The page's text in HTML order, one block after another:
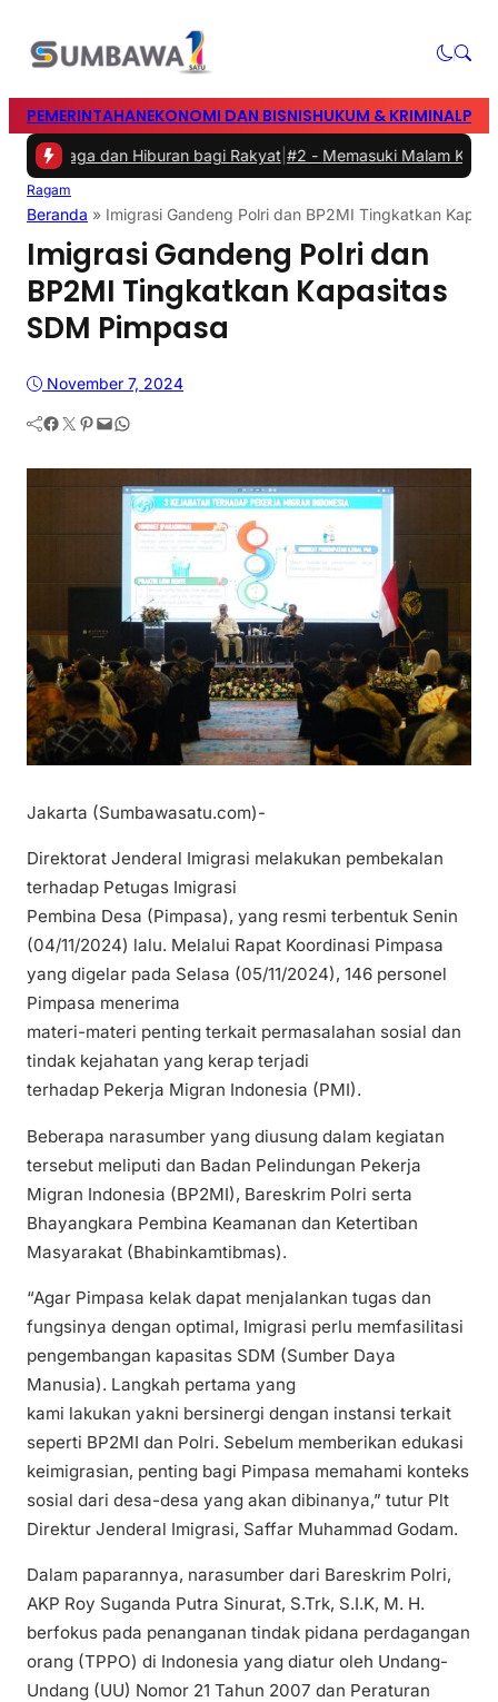
PEMERINTAHANEKONOMI DAN BISNISHUKUM & KRIMINAL
dan Hiburan bagi Rakyat| #2 -Memasuki Malam Kedua yang
Ragam
Beranda » Imigrasi Gandeng Polri dan BP2MI Tingkatkan
Imigrasi Gandeng Polri dan
BP2MI Tingkatkan Kapasitas
SDM Pimpasa
November 7, 2024
Facebook Twitter Pinterest Mail WhatsApp
Jakarta (Sumbawasatu.com)-
Direktorat Jenderal Imigrasi melakukan pembekalan
terhadap Petugas Imigrasi
Pembina Desa (Pimpasa), yang resmi terbentuk Senin
(04/11/2024) lalu. Melalui Rapat Koordinasi Pimpasa
yang digelar pada Selasa (05/11/2024), 146 personel
Pimpasa menerima
materi-materi penting terkait permasalahan sosial dan
tindak kejahatan yang kerap terjadi
terhadap Pekerja Migran Indonesia (PMI).
Beberapa narasumber yang diusung dalam kegiatan
tersebut meliputi dan Badan Pelindungan Pekerja
Migran Indonesia (BP2MI), Bareskrim Polri serta
Bhayangkara Pembina Keamanan dan Ketertiban
Masyarakat (Bhabinkamtibmas).
“Agar Pimpasa kelak dapat menjalankan tugas dan
fungsinya dengan optimal, Imigrasi perlu memfasilitasi
pengembangan kapasitas SDM (Sumber Daya
Manusia). Langkah pertama yang
kami lakukan yakni bersinergi dengan instansi terkait
seperti BP2MI dan Polri. Sebelum memberikan edukasi
keimigrasian, penting bagi Pimpasa memahami konteks
sosial dari desa-desa yang akan dibinanya,” tutur Plt
Direktur Jenderal Imigrasi, Saffar Muhammad Godam.
Dalam paparannya, narasumber dari Bareskrim Polri,
AKP Roy Suganda Putra Sinurat, S.Trk, S.I.K, M. H.
berfokus pada penanganan tindak pidana perdagangan
orang (TPPO) di Indonesia yang diatur oleh Undang-
Undang (UU) Nomor 21 Tahun 2007 dan Peraturan